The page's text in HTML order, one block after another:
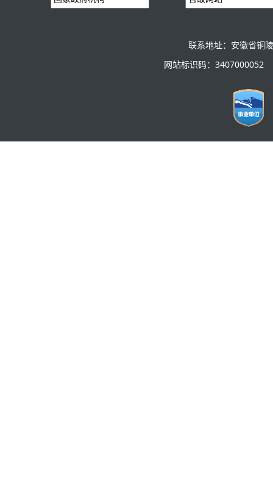
联系地址：安徽省铜
网站标识码：3407000052